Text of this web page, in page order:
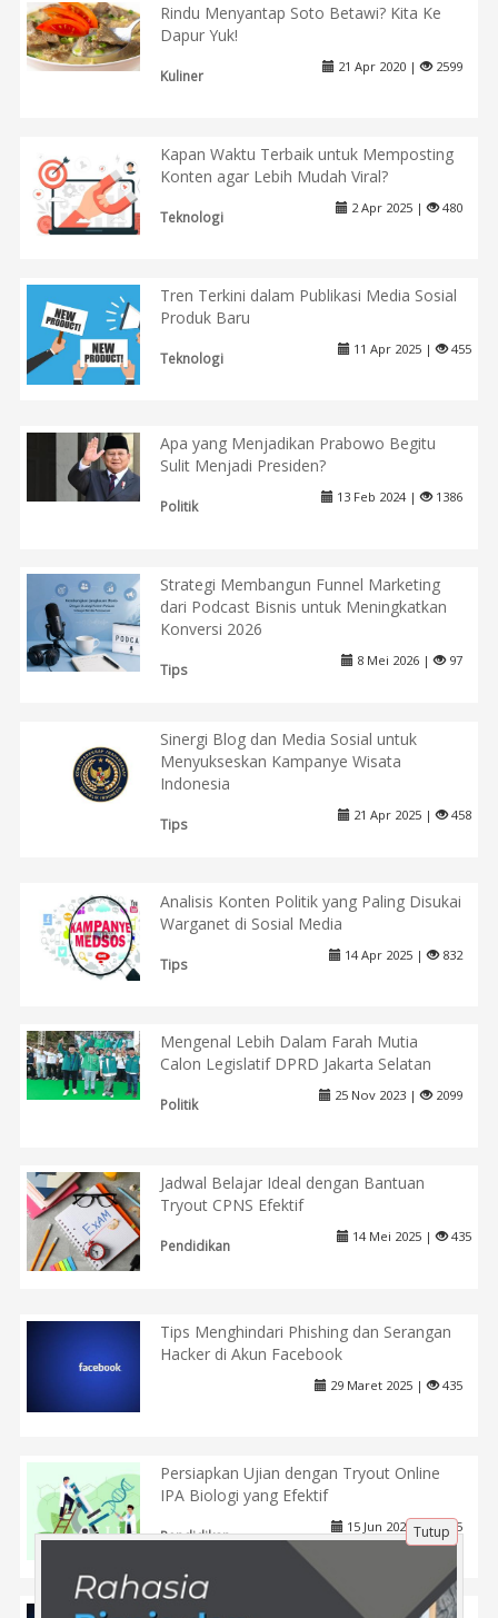
Rindu Menyantap Soto Betawi? Kita Ke
Dapur Yuk!
Kuliner
21 Apr 2020 | 2599
Kapan Waktu Terbaik untuk Memposting
Konten agar Lebih Mudah Viral?
Teknologi
2 Apr 2025 | 480
Tren Terkini dalam Publikasi Media Sosial
Produk Baru
Teknologi
11 Apr 2025 | 455
Apa yang Menjadikan Prabowo Begitu
Sulit Menjadi Presiden?
Politik
13 Feb 2024 | 1386
Strategi Membangun Funnel Marketing
dari Podcast Bisnis untuk Meningkatkan
Konversi 2026
Tips
8 Mei 2026 | 97
Sinergi Blog dan Media Sosial untuk
Menyukseskan Kampanye Wisata
Indonesia
Tips
21 Apr 2025 | 458
Analisis Konten Politik yang Paling Disukai
Warganet di Sosial Media
Tips
14 Apr 2025 | 832
Mengenal Lebih Dalam Farah Mutia
Calon Legislatif DPRD Jakarta Selatan
Politik
25 Nov 2023 | 2099
Jadwal Belajar Ideal dengan Bantuan
Tryout CPNS Efektif
Pendidikan
14 Mei 2025 | 435
Tips Menghindari Phishing dan Serangan
Hacker di Akun Facebook
29 Maret 2025 | 435
Persiapkan Ujian dengan Tryout Online
IPA Biologi yang Efektif
Pendidikan
15 Jun 2025 | 425
Strategi Efektif untuk Promosi di Sosmed
Tutup